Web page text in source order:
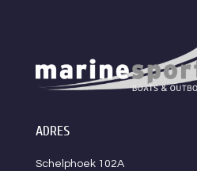
ADRES
Schelphoek 102A